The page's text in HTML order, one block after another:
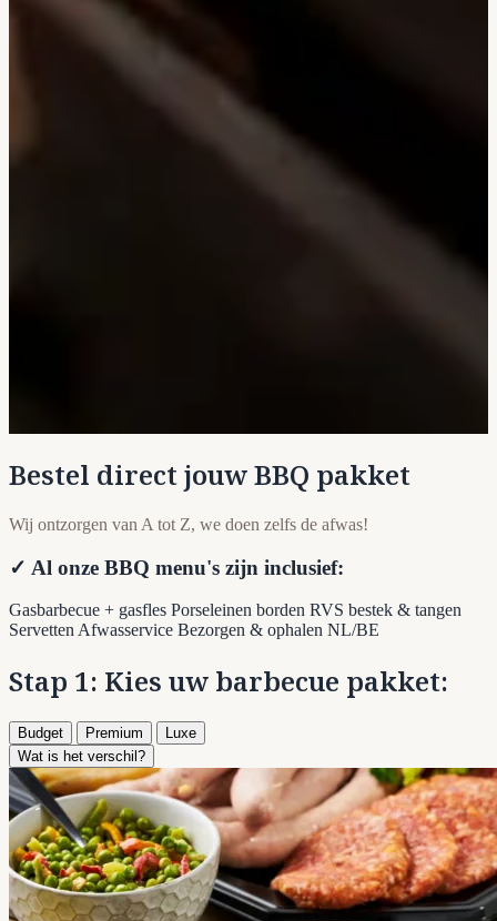
Bestel direct jouw BBQ pakket
Wij ontzorgen van A tot Z, we doen zelfs de afwas!
✓ Al onze BBQ menu's zijn inclusief:
Gasbarbecue + gasfles Porseleinen borden RVS bestek & tangen
ServettenAfwasservice Bezorgen & ophalen NL/BE
Stap 1: Kies uw barbecue pakket:
Budget Premium
Luxe
Wat is het verschil?